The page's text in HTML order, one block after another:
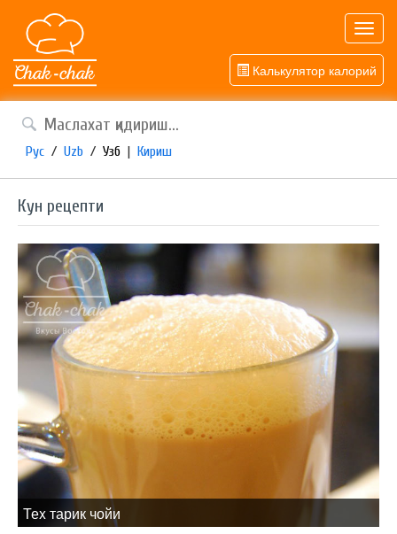
Калькулятор калорий
Рус / Uzb / Узб | Кириш
Кун рецепти
Теx тарик чойи